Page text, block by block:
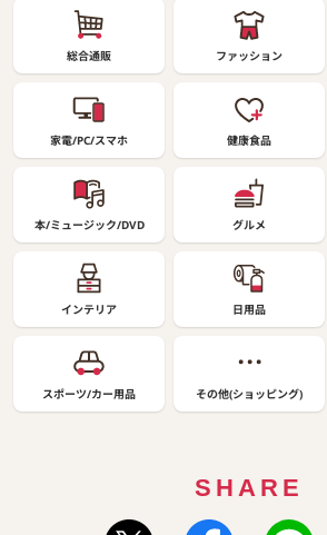
総合通販 ファッション
家電/PC/スマホ 健康食品
本/ミュージック/DVD グルメ
インテリア 日用品
スポーツ/カー用品 その他(ショッピング)
SHARE